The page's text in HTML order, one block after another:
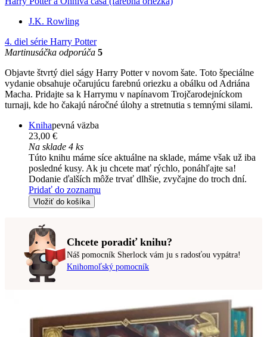
J.K. Rowling
4. diel série Harry Potter
Martinusáčka odporúča 5
Objavte štvrtý diel ságy Harry Potter v novom šate. Toto špeciálne
vydanie obsahuje očarujúcu farebnú oriezku a obálku od Adriána
Macha. Pridajte sa k Harrymu v napínavom Trojčarodejníckom
turnaji, kde ho čakajú náročné úlohy a stretnutia s temnými silami.
Knihapevná väzba
23,00 €
Na sklade 4 ks
Túto knihu máme síce aktuálne na sklade, máme však už iba
posledné kusy. Ak ju chcete mať rýchlo, ponáhľajte sa!
Dodanie ďalších môže trvať dlhšie, zvyčajne do troch dní.
Pridať do zoznamu
Vložiť do košíka
Chcete poradiť knihu?
Náš pomocník Sherlock vám ju s radosťou vypátra!
Knihomoľský pomocník